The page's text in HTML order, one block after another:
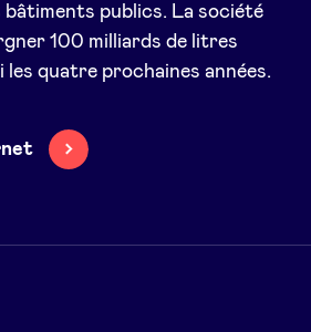
publics. La société
100 milliards de litres
les quatre prochaines années.